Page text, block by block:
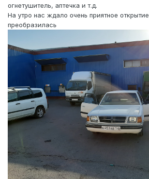
огнетушитель, аптечка и т.д.
На утро нас ждало очень приятное
преобразилась